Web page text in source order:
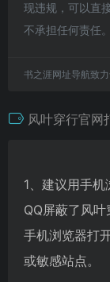
现违规，可以直
不承担任何责任。
书之涯网址导航致
风叶穿行官网
1、建议用手
QQ屏蔽了风
手机浏览器打
或敏感站点。